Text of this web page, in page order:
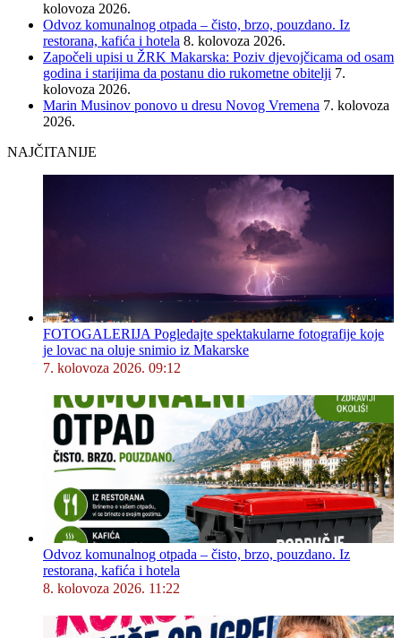
kolovoza 2026.
Odvoz komunalnog otpada – čisto, brzo, pouzdano. Iz
restorana, kafića i hotela 8. kolovoza 2026.
Započeli upisi u ŽRK Makarska: Poziv djevojčicama od osam
godina i starijima da postanu dio rukometne obitelji 7.
kolovoza 2026.
Marin Musinov ponovo u dresu Novog Vremena 7. kolovoza
2026.
NAJČITANIJE
FOTOGALERIJA Pogledajte spektakularne fotografije koje
je lovac na oluje snimio iz Makarske
7. kolovoza 2026. 09:12
Odvoz komunalnog otpada – čisto, brzo, pouzdano. Iz
restorana, kafića i hotela
8. kolovoza 2026. 11:22